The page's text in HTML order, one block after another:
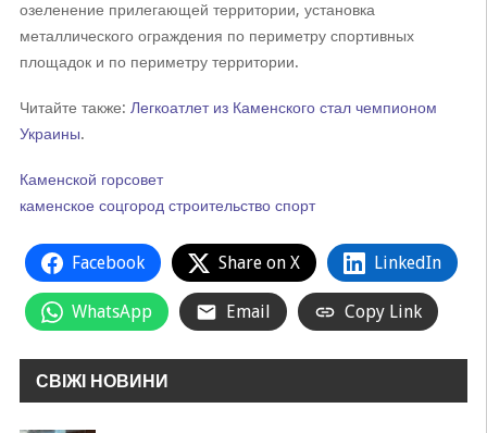
озеленение прилегающей территории, установка
металлического ограждения по периметру спортивных
площадок и по периметру территории.
Читайте также: Легкоатлет из Каменского стал чемпионом
Украины.
Каменской горсовет
каменское соцгород строительство спорт
Facebook Share on X LinkedIn
WhatsApp Email Copy Link
СВІЖІ НОВИНИ